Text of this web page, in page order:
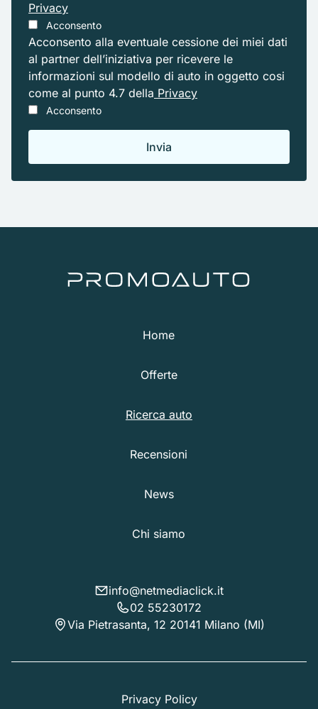
Privacy
Acconsento
Acconsento alla eventuale cessione dei miei dati
al partner dell’iniziativa per ricevere le
informazioni sul modello di auto in oggetto cosi
come al punto 4.7 della Privacy
Acconsento
Home
Offerte
Ricerca auto
Recensioni
News
Chi siamo
info@netmediaclick.it
02 55230172
Via Pietrasanta, 12 20141 Milano (MI)
Privacy Policy